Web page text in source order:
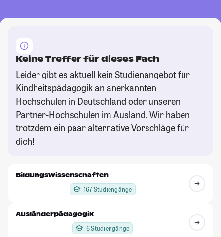
Keine Treffer für dieses Fach
Leider gibt es aktuell kein Studienangebot für
Kindheitspädagogik an anerkannten
Hochschulen in Deutschland oder unseren
Partner-Hochschulen im Ausland. Wir haben
trotzdem ein paar alternative Vorschläge für
dich!
Bildungswissenschaften
167 Studiengänge
Ausländerpädagogik
6 Studiengänge